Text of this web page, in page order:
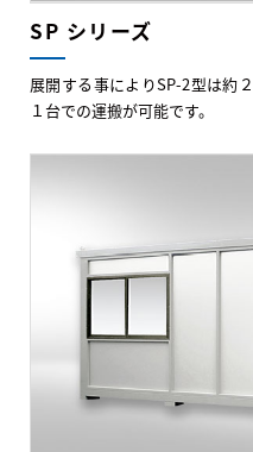
SP シリーズ
展開する事によりSP-2型は約
１台での運搬が可能です。